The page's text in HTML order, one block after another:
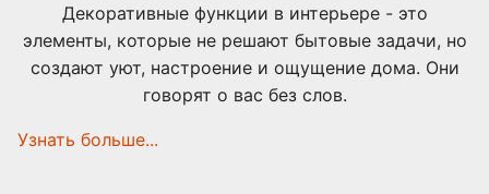
Декоративные функции в интерьере - это
элементы, которые не решают бытовые задачи, но
создают уют, настроение и ощущение дома. Они
говорят о вас без слов.
Узнать больше...